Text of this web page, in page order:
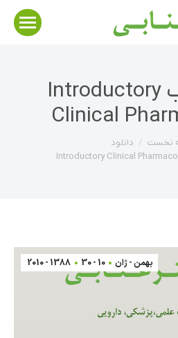
دانلود کتاب Introductory
Clinical
نخست
دانلود
بهمن - ژان 10 - 30
1388 - 2010